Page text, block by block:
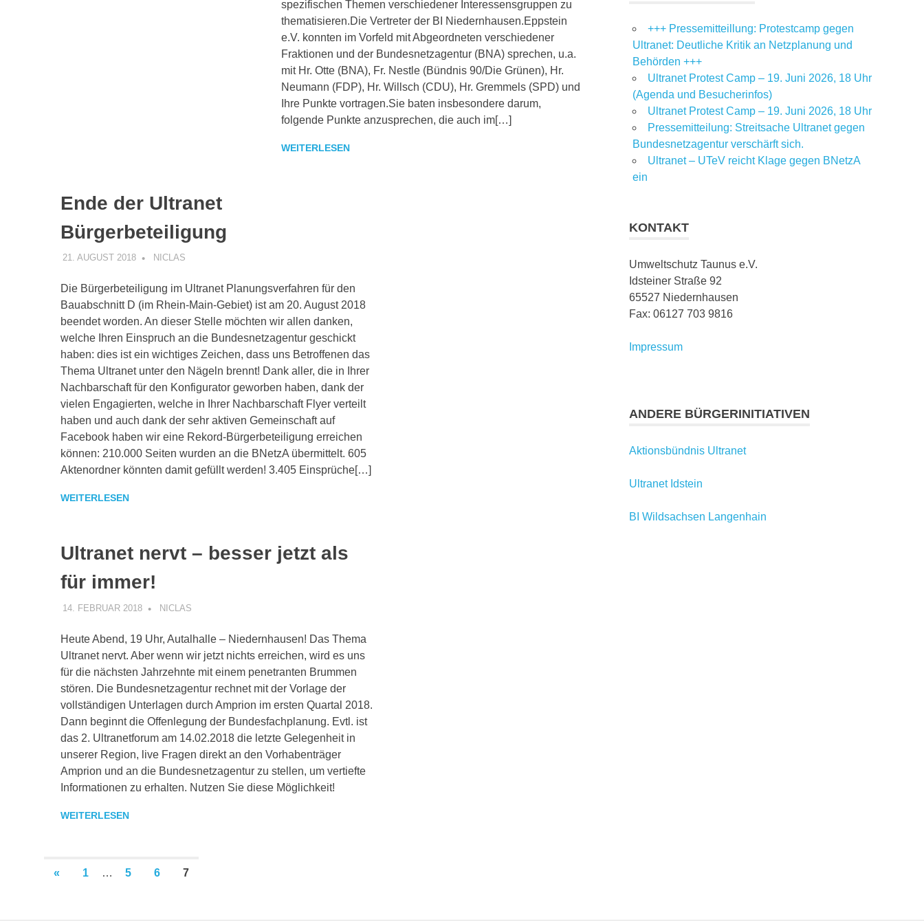
spezifischen Themen verschiedener Interessensgruppen zu
thematisieren.Die Vertreter der BI Niedernhausen.Eppstein
e.V. konnten im Vorfeld mit Abgeordneten verschiedener
Fraktionen und der Bundesnetzagentur (BNA) sprechen, u.a.
mit Hr. Otte (BNA), Fr. Nestle (Bündnis 90/Die Grünen), Hr.
Neumann (FDP), Hr. Willsch (CDU), Hr. Gremmels (SPD) und
Ihre Punkte vortragen.Sie baten insbesondere darum,
folgende Punkte anzusprechen, die auch im[…]
WEITERLESEN
Ende der Ultranet
Bürgerbeteiligung
21. AUGUST 2018 NICLAS
Die Bürgerbeteiligung im Ultranet Planungsverfahren für den
Bauabschnitt D (im Rhein-Main-Gebiet) ist am 20. August 2018
beendet worden. An dieser Stelle möchten wir allen danken,
welche Ihren Einspruch an die Bundesnetzagentur geschickt
haben: dies ist ein wichtiges Zeichen, dass uns Betroffenen das
Thema Ultranet unter den Nägeln brennt! Dank aller, die in Ihrer
Nachbarschaft für den Konfigurator geworben haben, dank der
vielen Engagierten, welche in Ihrer Nachbarschaft Flyer verteilt
haben und auch dank der sehr aktiven Gemeinschaft auf
Facebook haben wir eine Rekord-Bürgerbeteiligung erreichen
können: 210.000 Seiten wurden an die BNetzA übermittelt. 605
Aktenordner könnten damit gefüllt werden! 3.405 Einsprüche[…]
WEITERLESEN
Ultranet nervt – besser jetzt als
für immer!
14. FEBRUAR 2018 NICLAS
Heute Abend, 19 Uhr, Autalhalle – Niedernhausen! Das Thema
Ultranet nervt. Aber wenn wir jetzt nichts erreichen, wird es uns
für die nächsten Jahrzehnte mit einem penetranten Brummen
stören. Die Bundesnetzagentur rechnet mit der Vorlage der
vollständigen Unterlagen durch Amprion im ersten Quartal 2018.
Dann beginnt die Offenlegung der Bundesfachplanung. Evtl. ist
das 2. Ultranetforum am 14.02.2018 die letzte Gelegenheit in
unserer Region, live Fragen direkt an den Vorhabenträger
Amprion und an die Bundesnetzagentur zu stellen, um vertiefte
Informationen zu erhalten. Nutzen Sie diese Möglichkeit!
WEITERLESEN
Seitennummerierung
« VORHERIGE
1 … 5 6 7
+++ Pressemitteillung: Protestcamp gegen
Ultranet: Deutliche Kritik an Netzplanung und
Behörden +++
Ultranet Protest Camp – 19. Juni 2026, 18 Uhr
(Agenda und Besucherinfos)
Ultranet Protest Camp – 19. Juni 2026, 18 Uhr
Pressemitteilung: Streitsache Ultranet gegen
Bundesnetzagentur verschärft sich.
Ultranet – UTeV reicht Klage gegen BNetzA
ein
KONTAKT
Umweltschutz Taunus e.V.
Idsteiner Straße 92
65527 Niedernhausen
Fax: 06127 703 9816
Impressum
ANDERE BÜRGERINITIATIVEN
Aktionsbündnis Ultranet
Ultranet Idstein
BI Wildsachsen Langenhain